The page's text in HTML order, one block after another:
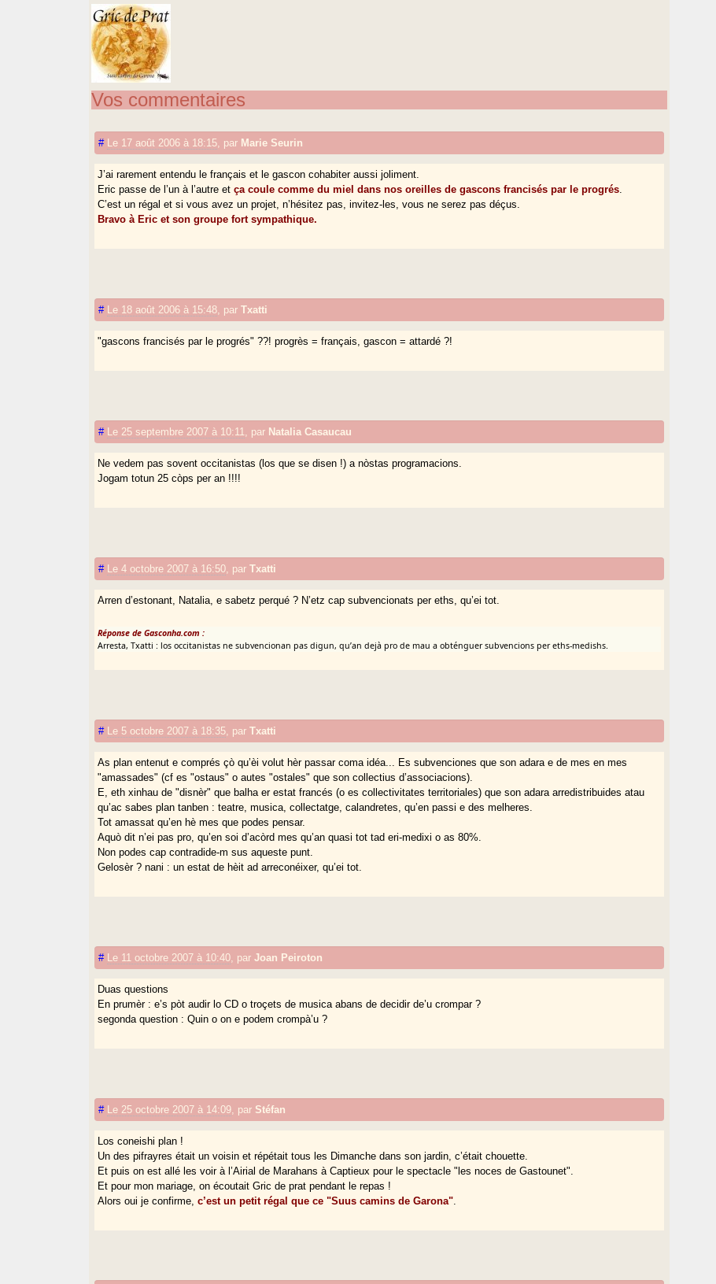
Vos commentaires
# Le 17 août 2006 à 18:15 par Marie Seurin
J’ai rarement entendu le français et le gascon cohabiter aussi joliment.
Eric passe de l’un à l’autre etça coule comme du miel dans nos oreilles de gascons francisés par le progrés
C’est un régal et si vous avez un projet, n’hésitez pas, invitez-les, vous ne serez pas déçus.
Bravo à Eric et son groupe fort sympathique.
# Le 18 août 2006 à 15:48 parTxatti
"gascons francisés par le progrés" ??! progrès = français, gascon = attardé ?!
# Le 25 septembre 2007 à 10:11 par Natalia Casaucau
Ne vedem pas sovent occitanistas (los que se disen !) a nòstas programacions.
Jogam totun 25 còps per an !!!!
# Le 4 octobre 2007 à 16:50 parTxatti
Arren d’estonant, Natalia, e sabetz perqué ? N’etz cap subvencionats per eths, qu’ei tot.
Réponse de Gasconha.com :
Arresta, Txatti : los occitanistas ne subvencionan pas digun, qu’an dejà pro de mau a obténguer subvencions per eths-medishs.
# Le 5 octobre 2007 à 18:35 parTxatti
As plan entenut e comprés çò qu’èi volut hèr passar coma idéa... Es subvenciones que son adara e de mes en mes
"amassades" (cf es "ostaus" o autes "ostales" que son collectius d’associacions).
E, eth xinhau de "disnèr" que balha er estat francés (o es collectivitates territoriales) que son adara arredistribuides atau
qu’ac sabes plan tanben : teatre, musica, collectatge, calandretes, qu’en passi e des melheres.
Tot amassat qu’en hè mes que podes pensar.
Aquò dit n’ei pas pro, qu’en soi d’acòrd mes qu’an quasi tot tad eri-medixi o as 80%.
Non podes cap contradide-m sus aqueste punt.
Gelosèr ? nani : un estat de hèit ad arreconéixer, qu’ei tot.
# Le 11 octobre 2007 à 10:40 parJoan Peiroton
Duas questions
En prumèr : e’s pòt audir lo CD o troçets de musica abans de decidir de’u crompar ?
segonda question : Quin o on e podem crompà’u ?
# Le 25 octobre 2007 à 14:09 parStéfan
Los coneishi plan !
Un des pifrayres était un voisin et répétait tous les Dimanche dans son jardin, c’était chouette.
Et puis on est allé les voir à l’Airial de Marahans à Captieux pour le spectacle "les noces de Gastounet".
Et pour mon mariage, on écoutait Gric de prat pendant le repas !
Alors oui je confirme,c’est un petit régal que ce "Suus camins de Garona"